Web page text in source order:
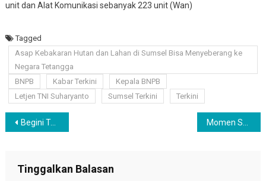
unit dan Alat Komunikasi sebanyak 223 unit (Wan)
Tagged
Asap Kebakaran Hutan dan Lahan di Sumsel Bisa Menyeberang ke
Negara Tetangga
BNPB
Kabar Terkini
Kepala BNPB
Letjen TNI Suharyanto
Sumsel Terkini Terkini
Navigasi
Begini Teknologi Modifikasi Cuaca Untuk Bersihkan Udara di Jakarta
Tinggalkan Balasan